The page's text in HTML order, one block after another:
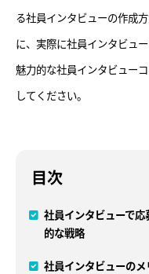
る社員インタビューの作成
に、実際に社員インタビュ
魅力的な社員インタビュー
してください。
目次
社員インタビューで
的な戦略
社員インタビューの